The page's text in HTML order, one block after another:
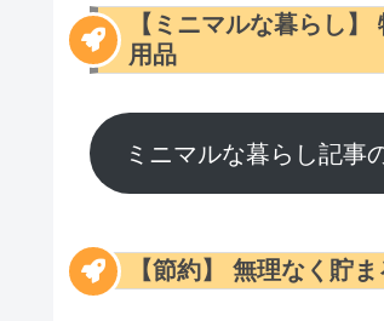
【ミニマルな暮らし】
用品
ミニマルな暮らし記事
【節約】 無理なく貯